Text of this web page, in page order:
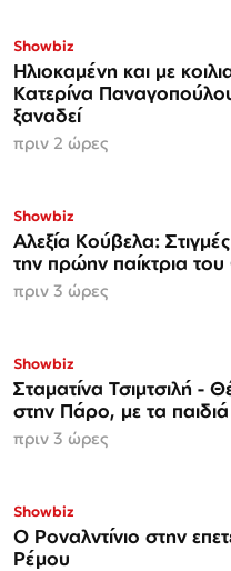
Showbiz
Ηλιοκαμένη και με
Κατερίνα
ξαναδεί
πριν 2 ώρες
Showbiz
Αλεξία Κούβελα:
την πρώην παίκτρια του
πριν 3 ώρες
Showbiz
Σταματίνα Τσιμτσιλή -
στην Πάρο, με τα
πριν 3 ώρες
Showbiz
Ο Ροναλντίνιο στην
Ρέμου